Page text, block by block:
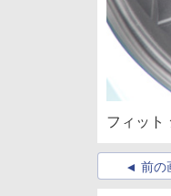
フィット
前の